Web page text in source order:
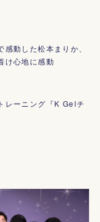
動した松本まりか、
け心地に感動
レーニング『K Gelチ